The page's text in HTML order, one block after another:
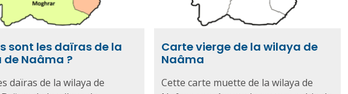
sont les daïras de la
Naâma ?
daïras de la wilaya de
Carte vierge de la wilaya de
Naâma
Cette carte muette de la wilaya de